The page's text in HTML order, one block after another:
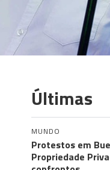
Últimas
MUNDO
Protestos em
Propriedade